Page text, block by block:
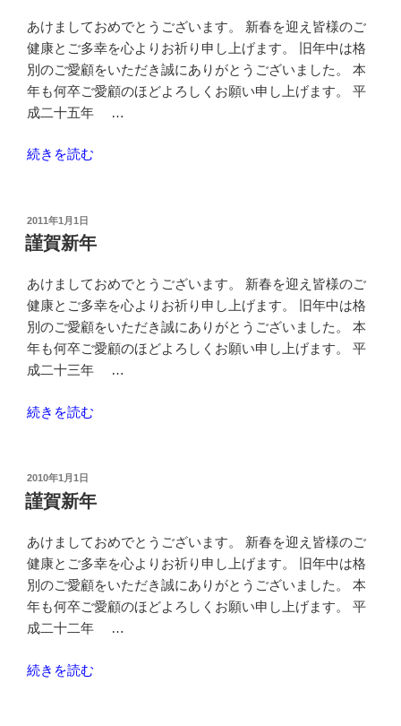
あけましておめでとうございます。 新春を迎え皆様のご
健康とご多幸を心よりお祈り申し上げます。 旧年中は格
別のご愛顧をいただき誠にありがとうございました。 本
年も何卒ご愛顧のほどよろしくお願い申し上げます。 平
成二十五年 …
“謹
年”
の
続きを読む
投
稿
日:
2011年1月1日
謹賀新年
あけましておめでとうございます。 新春を迎え皆様のご
健康とご多幸を心よりお祈り申し上げます。 旧年中は格
別のご愛顧をいただき誠にありがとうございました。 本
年も何卒ご愛顧のほどよろしくお願い申し上げます。 平
成二十三年 …
“謹
年”
の
続きを読む
投
稿
日:
2010年1月1日
謹賀新年
あけましておめでとうございます。 新春を迎え皆様のご
健康とご多幸を心よりお祈り申し上げます。 旧年中は格
別のご愛顧をいただき誠にありがとうございました。 本
年も何卒ご愛顧のほどよろしくお願い申し上げます。 平
成二十二年 …
“謹
続きを読む